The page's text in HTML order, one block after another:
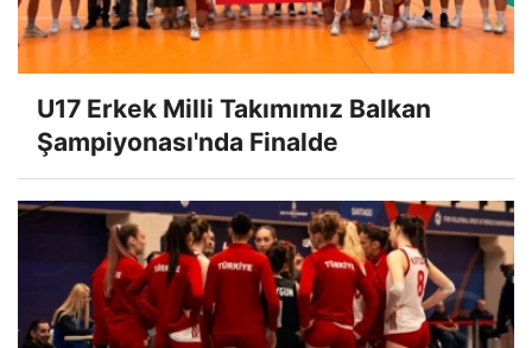
U17 Erkek Milli Takımımız Balkan
Şampiyonası'nda Finalde